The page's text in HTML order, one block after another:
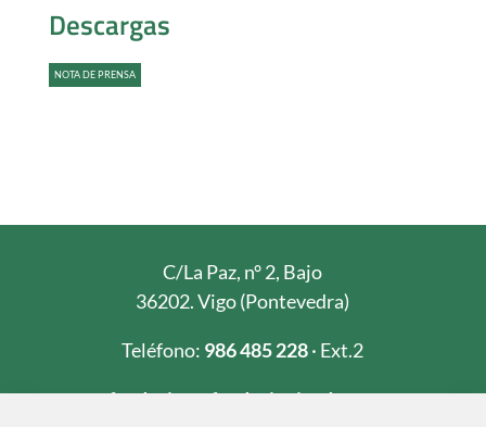
Descargas
NOTA DE PRENSA
C/La Paz, n° 2, Bajo
36202. Vigo (Pontevedra)
Teléfono: 986 485 228· Ext.2
fundacion@fundacioninade.org